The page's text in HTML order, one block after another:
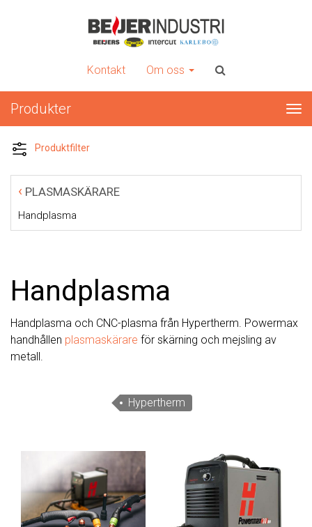
INTERCUT
Er kompletta leverantör av plåtbearbetningsmaskiner
Kontakt Om oss
Produkter
Produktfilter
‹ PLASMASKÄRARE
Handplasma
Handplasma
Handplasma och CNC-plasma från Hypertherm. Powermax
handhållen plasmaskärare för skärning och mejsling av
metall.
Hypertherm